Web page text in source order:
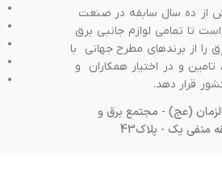
از ده سال سابقه در صنعت
تا تمامی لوازم جانبی برق
را از برندهای مطرح جهانی با
و در اختیار همکاران و
قرار دهد.
(عج) - مجتمع برق و
منفی یک - پلاک43